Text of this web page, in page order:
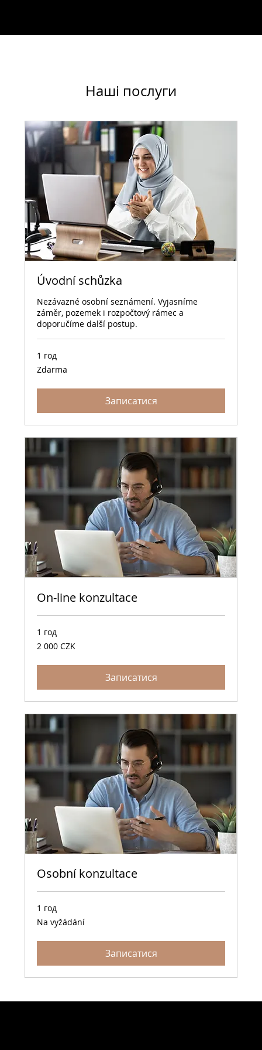
Наші послуги
Úvodní schůzka
Nezávazné osobní seznámení. Vyjasníme
záměr, pozemek i rozpočtový rámec a
doporučíme další postup.
1 год
Zdarma
Zdarma
Записатися
On-line konzultace
1 год
2 000
чеських
2 000 CZK
Записатися
Osobní konzultace
1 год
Na
vyžádání
Na vyžádání
Записатися